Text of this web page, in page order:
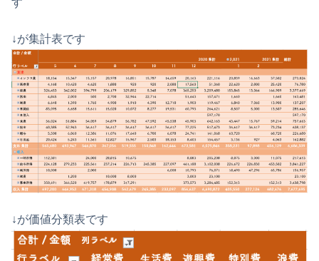
す
↓が集計表です
↓が価値分類表です